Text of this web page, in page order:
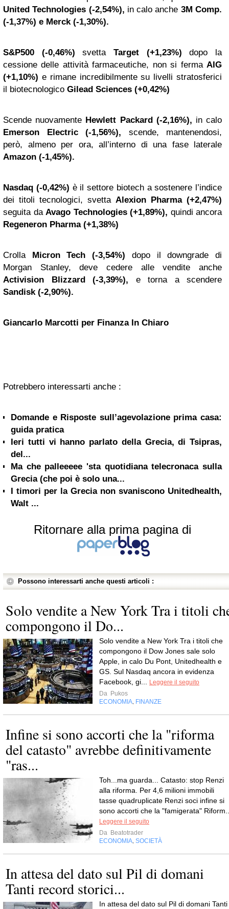
United Technologies (-2,54%), in calo anche 3M Comp.
(-1,37%) e Merck (-1,30%).
S&P500 (-0,46%)svettaTarget (+1,23%) dopo la
cessione delle attività farmaceutiche, non si ferma AIG
(+1,10%) e rimane incredibilmente su livelli stratosferici
il biotecnologico Gilead Sciences (+0,42%)
Scende nuovamente Hewlett Packard (-2,16%), in calo
Emerson Electric (-1,56%), scende, mantenendosi,
però, almeno per ora, all’interno di una fase laterale
Amazon (-1,45%).
Nasdaq (-0,42%) è il settore biotech a sostenere l’indice
dei titoli tecnologici, svetta Alexion Pharma (+2,47%)
seguita da Avago Technologies (+1,89%), quindi ancora
Regeneron Pharma (+1,38%)
Crolla Micron Tech (-3,54%) dopo il downgrade di
Morgan Stanley, deve cedere alle vendite anche
Activision Blizzard (-3,39%), e torna a scendere
Sandisk (-2,90%).
Giancarlo Marcotti per Finanza In Chiaro
Potrebbero interessarti anche :
Domande e Risposte sull’agevolazione prima casa:
guida pratica
Ieri tutti vi hanno parlato della Grecia, di Tsipras,
del...
Ma che palleeeee 'sta quotidiana telecronaca sulla
Grecia (che poi è solo una...
I timori per la Grecia non svaniscono Unitedhealth,
Walt ...
Ritornare alla prima pagina di
Possono interessarti anche questi articoli :
Solo vendite a New York Tra i titoli
compongono il Do...
Solo vendite a New York Tra i titoli che
compongono il Dow Jones sale solo
Apple, in calo Du Pont, Unitedhealth e
GS. Sul Nasdaq ancora in evidenza
Facebook, gi...
Leggere il seguito
Da Pukos
ECONOMIA FINANZE
Infine si sono accorti che la "riforma
del catasto" avrebbe definitivamente
"ras...
Toh...ma guarda... Catasto: stop Renzi
alla riforma. Per 4,6 milioni immobili
tasse quadruplicate Renzi soci infine si
sono accorti che la "famigerata"
Leggere il seguito
Da Beatotrader
ECONOMIA SOCIETÀ
In attesa del dato sul Pil di domani
Tanti record storici...
In attesa del dato sul Pil di domani Tanti